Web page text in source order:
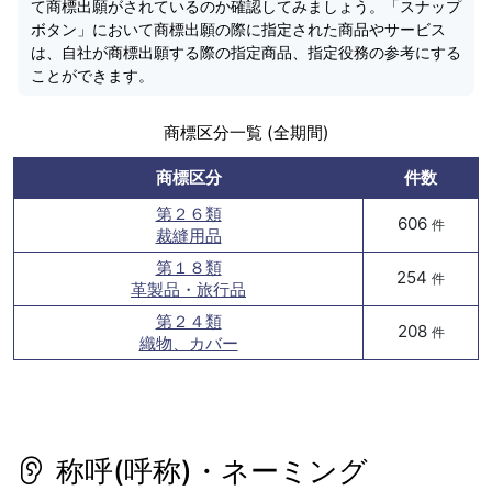
て商標出願がされているのか確認してみましょう。「スナップ
ボタン」において商標出願の際に指定された商品やサービス
は、自社が商標出願する際の指定商品、指定役務の参考にする
ことができます。
商標区分一覧 (全期間)
商標区分
件数
第２６類
裁縫用品
606 件
第１８類
革製品・旅行品
254 件
第２４類
織物、カバー
208 件
称呼(呼称)・ネーミング